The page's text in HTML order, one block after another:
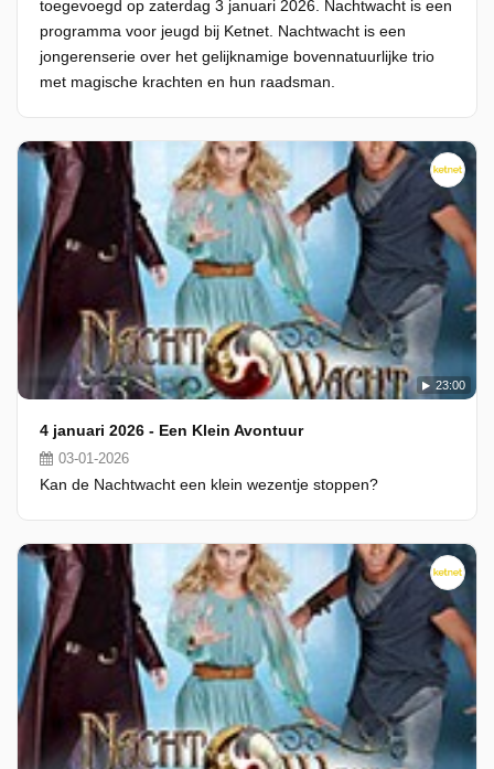
toegevoegd op zaterdag 3 januari 2026. Nachtwacht is een
programma voor jeugd bij Ketnet. Nachtwacht is een
jongerenserie over het gelijknamige bovennatuurlijke trio
met magische krachten en hun raadsman.
23:00
4 januari 2026 - Een Klein Avontuur
03-01-2026
Kan de Nachtwacht een klein wezentje stoppen?